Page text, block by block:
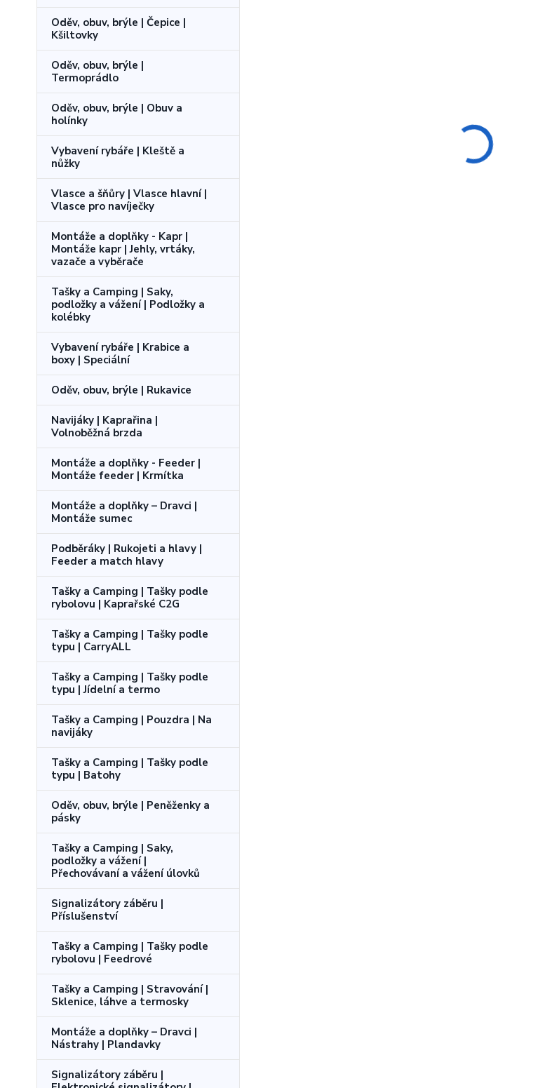
Oděv, obuv, brýle | Čepice |
Kšiltovky
Oděv, obuv, brýle |
Termoprádlo
Oděv, obuv, brýle | Obuv a
holínky
Vybavení rybáře | Kleště a
nůžky
Vlasce a šňůry | Vlasce hlavní |
Vlasce pro navíječky
Montáže a doplňky - Kapr |
Montáže kapr | Jehly, vrtáky,
vazače a vyběrače
Tašky a Camping | Saky,
podložky a vážení | Podložky a
kolébky
Vybavení rybáře | Krabice a
boxy | Speciální
Oděv, obuv, brýle | Rukavice
Navijáky | Kaprařina |
Volnoběžná brzda
Montáže a doplňky - Feeder |
Montáže feeder | Krmítka
Montáže a doplňky – Dravci |
Montáže sumec
Podběráky | Rukojeti a hlavy |
Feeder a match hlavy
Tašky a Camping | Tašky podle
rybolovu | Kaprařské C2G
Tašky a Camping | Tašky podle
typu | CarryALL
Tašky a Camping | Tašky podle
typu | Jídelní a termo
Tašky a Camping | Pouzdra | Na
navijáky
Tašky a Camping | Tašky podle
typu | Batohy
Oděv, obuv, brýle | Peněženky a
pásky
Tašky a Camping | Saky,
podložky a vážení |
Přechovávaní a vážení úlovků
Signalizátory záběru |
Příslušenství
Tašky a Camping | Tašky podle
rybolovu | Feedrové
Tašky a Camping | Stravování |
Sklenice, láhve a termosky
Montáže a doplňky – Dravci |
Nástrahy | Plandavky
Signalizátory záběru |